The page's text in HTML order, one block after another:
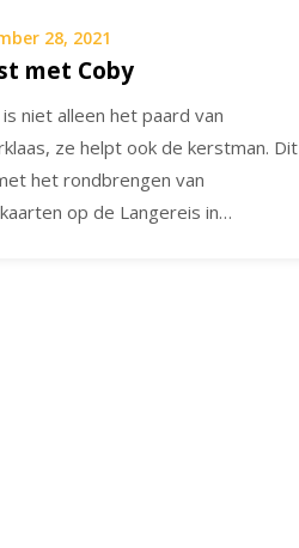
28, 2021
met Coby
niet alleen het paard van
ze helpt ook de kerstman. Dit
het rondbrengen van
op de Langereis in…